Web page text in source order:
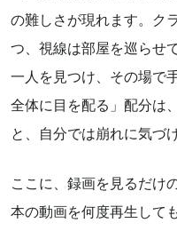
の難しさが現れます。ク
つ、視線は部屋を巡らせ
一人を見つけ、その場
全体に目を配る」配分は
と、自分では崩れに気づ
ここに、録画を見るだけ
本の動画を何度再生して